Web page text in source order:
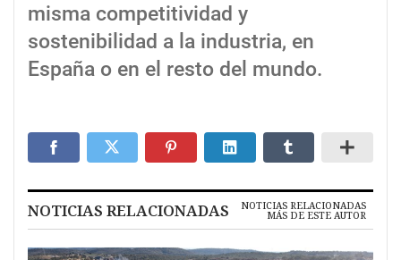
misma competitividad y
sostenibilidad a la industria, en
España o en el resto del mundo.
NOTICIAS RELACIONADAS NOTICIAS RELACIONADAS
MÁS DE ESTE AUTOR